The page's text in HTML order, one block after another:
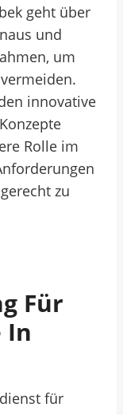
geht über
und
um
innovative
Rolle im
zu
Für
In
für